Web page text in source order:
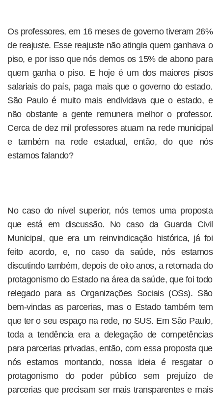
Os professores, em 16 meses de governo tiveram 26%
de reajuste. Esse reajuste não atingia quem ganhava o
piso, e por isso que nós demos os 15% de abono para
quem ganha o piso. E hoje é um dos maiores pisos
salariais do país, paga mais que o governo do estado.
São Paulo é muito mais endividava que o estado, e
não obstante a gente remunera melhor o professor.
Cerca de dez mil professores atuam na rede municipal
e também na rede estadual, então, do que nós
estamos falando?
No caso do nível superior, nós temos uma proposta
que está em discussão. No caso da Guarda Civil
Municipal, que era um reinvindicação histórica, já foi
feito acordo, e, no caso da saúde, nós estamos
discutindo também, depois de oito anos, a retomada do
protagonismo do Estado na área da saúde, que foi todo
relegado para as Organizações Sociais (OSs). São
bem-vindas as parcerias, mas o Estado também tem
que ter o seu espaço na rede, no SUS. Em São Paulo,
toda a tendência era a delegação de competências
para parcerias privadas, então, com essa proposta que
nós estamos montando, nossa ideia é resgatar o
protagonismo do poder público sem prejuízo de
parcerias que precisam ser mais transparentes e mais